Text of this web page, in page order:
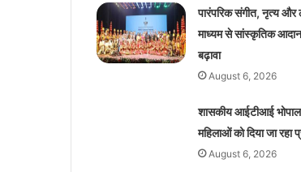
पारंपरिक संगीत, नृत्य
माध्यम से सांस्कृतिक
बढ़ावा
August 6, 2026
शासकीय आईटीआई भोपाल
महिलाओं को दिया जा रहा
August 6, 2026